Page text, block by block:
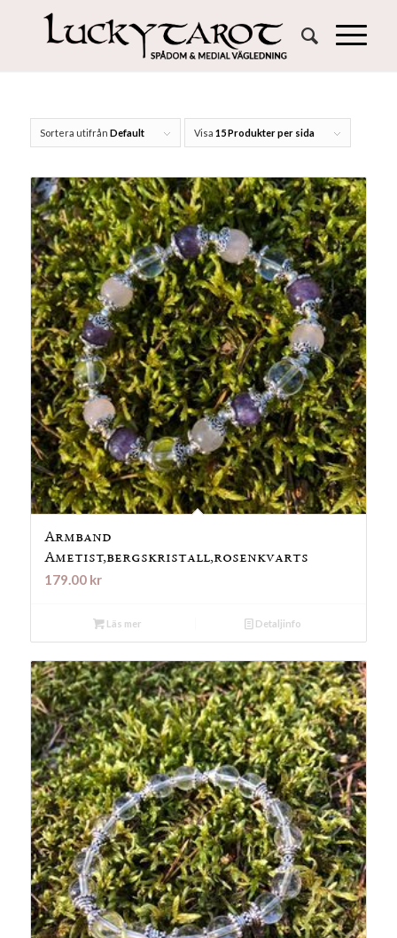
Sortera utifrån Default Visa 15 Produkter per sida
Armband
Ametist,bergskristall,rosenkvarts
179.00 kr
Läs mer Detaljinfo